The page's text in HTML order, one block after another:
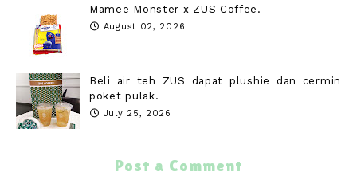
Mamee Monster x ZUS Coffee.
August 02, 2026
Beli air teh ZUS dapat plushie dan cermin
poket pulak.
July 25, 2026
Post a Comment